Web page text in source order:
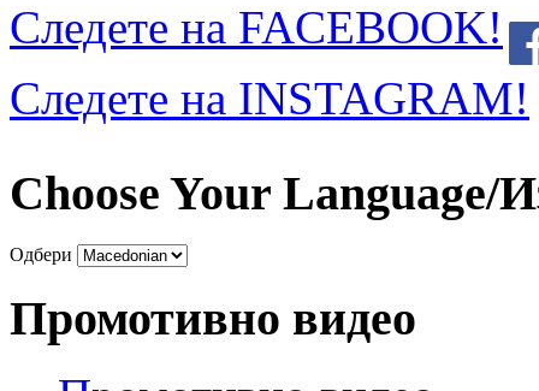
Следете на FACEBOOK!
Следете на INSTAGRAM!
Choose Your Language/
Одбери
Промотивно видео